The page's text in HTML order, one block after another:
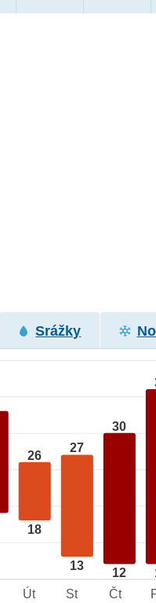
Srážky
26
18
27
13
30
12
Út St Čt